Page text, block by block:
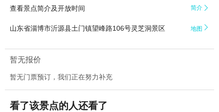
查看景点简介及开放时间 简介 
山东省淄博市沂源县土门镇望峰路106号灵芝洞景区 地图 
暂无报价
暂无门票预订，我们正在努力补充
看了该景点的人还看了